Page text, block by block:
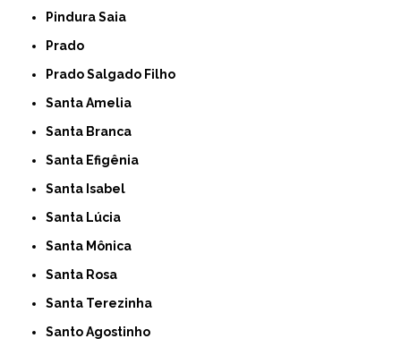
Pindura Saia
Prado
Prado Salgado Filho
Santa Amelia
Santa Branca
Santa Efigênia
Santa Isabel
Santa Lúcia
Santa Mônica
Santa Rosa
Santa Terezinha
Santo Agostinho